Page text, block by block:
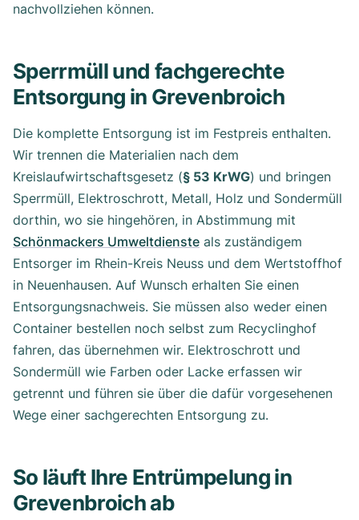
nachvollziehen können.
Sperrmüll und fachgerechte
Entsorgung in Grevenbroich
Die komplette Entsorgung ist im Festpreis enthalten.
Wir trennen die Materialien nach dem
Kreislaufwirtschaftsgesetz (§ 53 KrWG) und bringen
Sperrmüll, Elektroschrott, Metall, Holz und Sondermüll
dorthin, wo sie hingehören, in Abstimmung mit
Schönmackers Umweltdienste als zuständigem
Entsorger im Rhein-Kreis Neuss und dem Wertstoffhof
in Neuenhausen. Auf Wunsch erhalten Sie einen
Entsorgungsnachweis. Sie müssen also weder einen
Container bestellen noch selbst zum Recyclinghof
fahren, das übernehmen wir. Elektroschrott und
Sondermüll wie Farben oder Lacke erfassen wir
getrennt und führen sie über die dafür vorgesehenen
Wege einer sachgerechten Entsorgung zu.
So läuft Ihre Entrümpelung in
Grevenbroich ab